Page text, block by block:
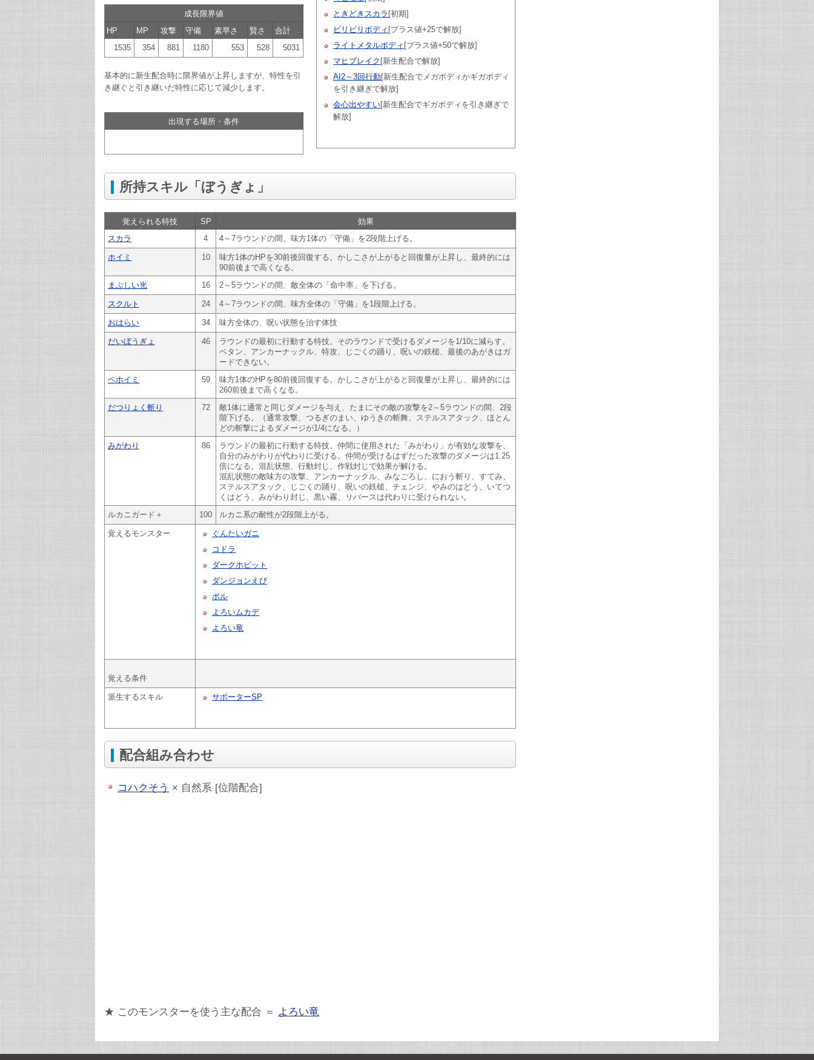
成長限界値
HP
MP 攻撃 守備 素早さ 賢さ
合計
1535
354 881 1180 553 528 5031
基本的に新生配合時に限界値が上昇しますが、特性を引
き継ぐと引き継いだ特性に応じて減少します。
出現する場所・条件
ときどきスカラ [初期]
ビリビリボディ [プラス値+25で解放]
ライトメタルボディ [プラス値+50で解放]
マヒブレイク [新生配合で解放]
AI2～3回行動[新生配合でメガボディかギガボディ
を引き継ぎで解放]
会心出やすい[新生配合でギガボディを引き継ぎで
解放]
所持スキル「ぼうぎょ」
覚えられる特技 SP
効果
スカラ
4 4～7ラウンドの間、味方1体の「守備」を2段階上げる。
ホイミ 10
味方1体のHPを30前後回復する。かしこさが上がると回復量が上昇し、最終的には
90前後まで高くなる。
まぶしい光
16 2～5ラウンドの間、敵全体の「命中率」を下げる。
スクルト 24 4～7ラウンドの間、味方全体の「守備」を1段階上げる。
おはらい 34 味方全体の、呪い状態を治す体技
だいぼうぎょ 46
ラウンドの最初に行動する特技。そのラウンドで受けるダメージを1/10に減らす。
ベタン、アンカーナックル、特攻、じごくの踊り、呪いの鉄槌、最後のあがきはガ
ードできない。
ベホイミ
59
味方1体のHPを80前後回復する。かしこさが上がると回復量が上昇し、最終的には
260前後まで高くなる。
だつりょく斬り
72
敵1体に通常と同じダメージを与え、たまにその敵の攻撃を2～5ラウンドの間、2段
階下げる。（通常攻撃、つるぎのまい、ゆうきの斬舞、ステルスアタック、ほとん
どの斬撃によるダメージが1/4になる。）
みがわり
86
ラウンドの最初に行動する特技。仲間に使用された「みがわり」が有効な攻撃を、
自分のみがわりが代わりに受ける。仲間が受けるはずだった攻撃のダメージは1.25
倍になる。混乱状態、行動封じ、作戦封じで効果が解ける。
混乱状態の敵味方の攻撃、アンカーナックル、みなごろし、におう斬り、すてみ、
ステルスアタック、じごくの踊り、呪いの鉄槌、チェンジ、やみのはどう、いてつ
くはどう、みがわり封じ、黒い霧、リバースは代わりに受けられない。
ルカニガード＋
100 ルカニ系の耐性が2段階上がる。
覚えるモンスター
ぐんたいガニ
コドラ
ダークホビット
ダンジョンえび
ボル
よろいムカデ
よろい竜
覚える条件
派生するスキル サポーターSP
配合組み合わせ
コハクそう × 自然系 [位階配合]
★ このモンスターを使う主な配合 ＝ よろい竜